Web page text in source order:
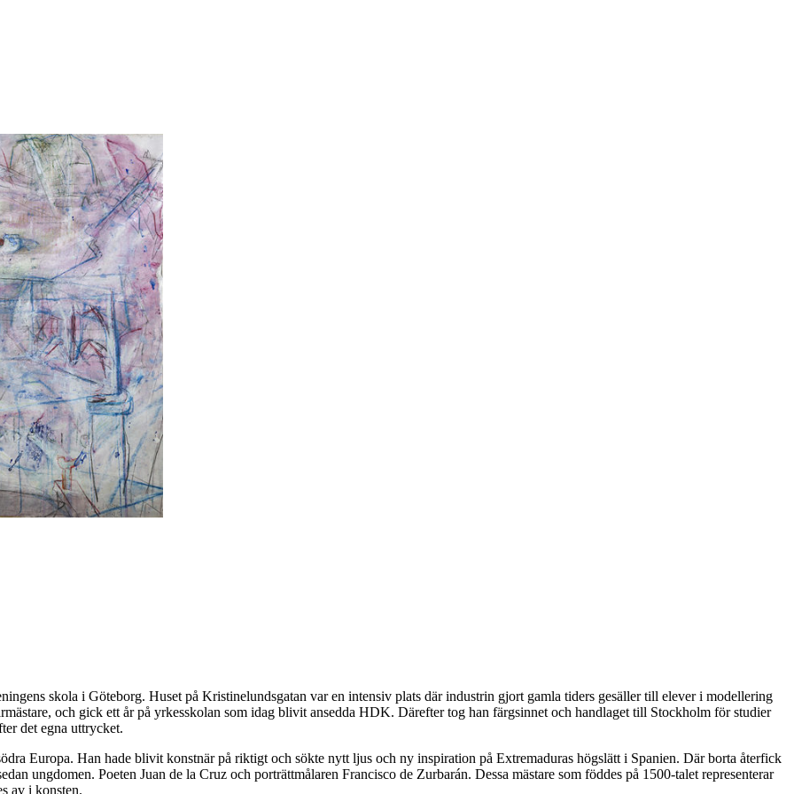
skola i Göteborg. Huset på Kristinelundsgatan var en intensiv plats där industrin gjort gamla tiders gesäller till elever i modellering
och gick ett år på yrkesskolan som idag blivit ansedda HDK. Därefter tog han färgsinnet och handlaget till Stockholm för studier
det egna uttrycket.
Europa. Han hade blivit konstnär på riktigt och sökte nytt ljus och ny inspiration på Extremaduras högslätt i Spanien. Där borta återfick
ungdomen. Poeten Juan de la Cruz och porträttmålaren Francisco de Zurbarán. Dessa mästare som föddes på 1500-talet representerar
av i konsten.